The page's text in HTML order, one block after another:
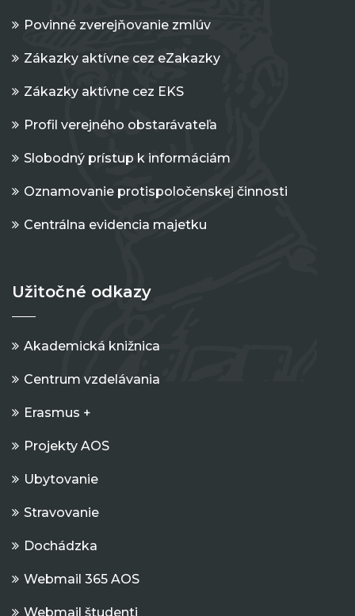
Povinné zverejňovanie zmlúv
Zákazky aktívne cez eZakazky
Zákazky aktívne cez EKS
Profil verejného obstarávateľa
Slobodný prístup k informáciám
Oznamovanie protispoločenskej činnosti
Centrálna evidencia majetku
Užitočné odkazy
Akademická knižnica
Centrum vzdelávania
Erasmus +
Projekty AOS
Ubytovanie
Stravovanie
Dochádzka
Webmail 365 AOS
Webmail študenti